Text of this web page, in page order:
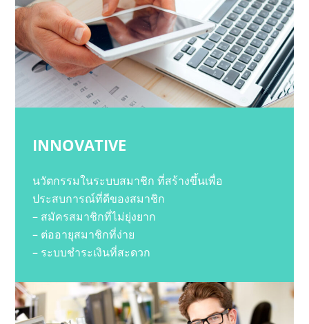
INNOVATIVE
นวัตกรรมในระบบสมาชิก ที่สร้างขึ้นเพื่อ
ประสบการณ์ที่ดีของสมาชิก
– สมัครสมาชิกที่ไม่ยุ่งยาก
– ต่ออายุสมาชิกที่ง่าย
– ระบบชำระเงินที่สะดวก